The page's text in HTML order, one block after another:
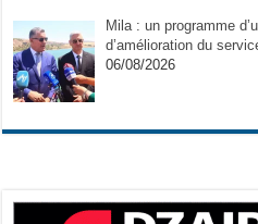
Mila : un programme
d’amélioration du
06/08/2026